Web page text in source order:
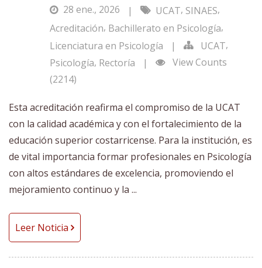
28 ene., 2026
| UCAT, SINAES,
Acreditación, Bachillerato en Psicología,
Licenciatura en Psicología
| UCAT,
Psicología, Rectoría |
View Counts
(2214)
Esta acreditación reafirma el compromiso de la UCAT
con la calidad académica y con el fortalecimiento de la
educación superior costarricense. Para la institución, es
de vital importancia formar profesionales en Psicología
con altos estándares de excelencia, promoviendo el
mejoramiento continuo y la ...
Leer Noticia